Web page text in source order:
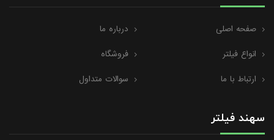
صفحه اصلی درباره ما
انواع فیلتر فروشگاه
ارتباط با ما سوالات متداول
سهند فیلتر